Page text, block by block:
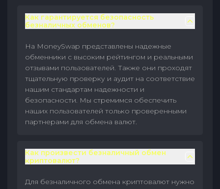
Как гарантируется безопасность
безналичных обменов?
На MoneySwap представлены надежные
обменники с высоким рейтингом и реальными
отзывами пользователей. Также они проходят
тщательную проверку и аудит на соответствие
нашим стандартам надежности и
безопасности. Мы стремимся обеспечить
наших пользователей только проверенными
партнерами для обмена валют.
Как произвести безналичный обмен
криптовалют?
Для безналичного обмена криптовалют нужно